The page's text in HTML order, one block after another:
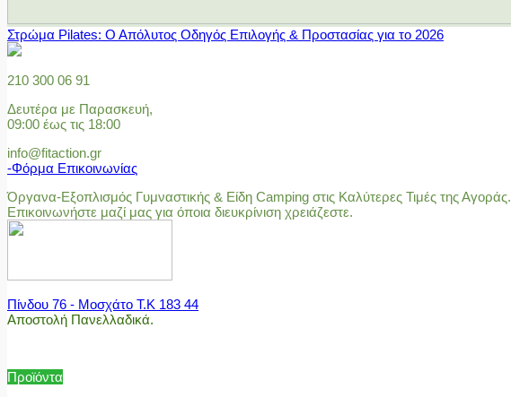
Στρώμα Pilates: Ο Απόλυτος Οδηγός Επιλογής & Προστασίας για το 2026
210 300 06 91
Δευτέρα με Παρασκευή,
09:00 έως τις 18:00
info@fitaction.gr
-Φόρμα Επικοινωνίας
Όργανα-Εξοπλισμός Γυμναστικής & Είδη Camping στις Καλύτερες Τιμές της Αγοράς.
Επικοινωνήστε μαζί μας για όποια διευκρίνιση χρειάζεστε.
Πίνδου 76 - Μοσχάτο Τ.Κ 183 44
Αποστολή Πανελλαδικά.
Προϊόντα